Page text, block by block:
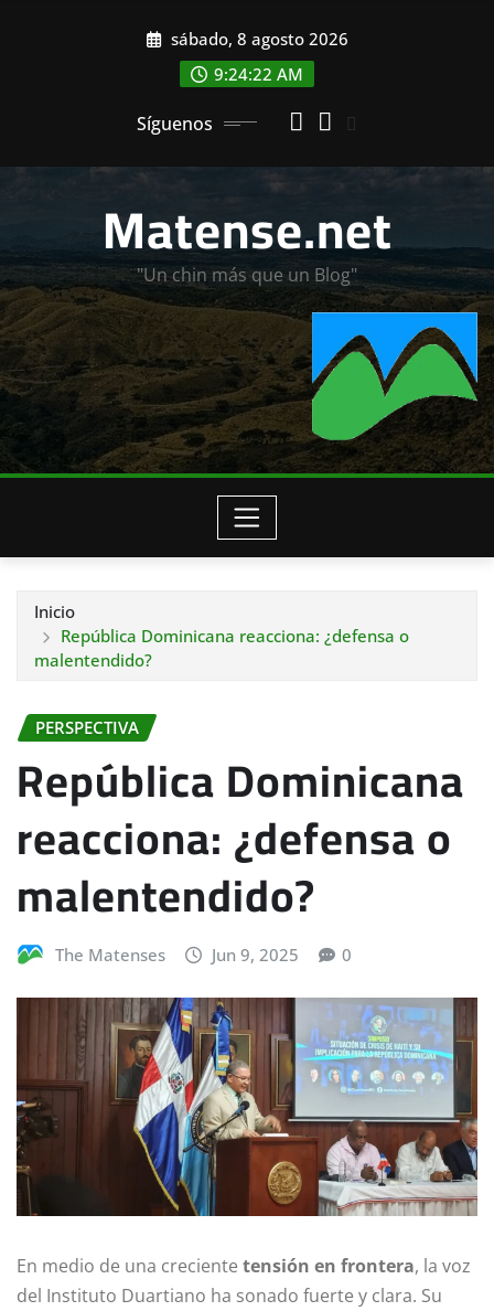
sábado, 8 agosto 2026
9:24:23 AM
Síguenos
Matense.net
"Un chin más que un Blog"
Inicio
República Dominicana reacciona: ¿defensa o
malentendido?
PERSPECTIVA
República Dominicana
reacciona: ¿defensa o
malentendido?
The Matenses Jun 9, 2025 0
En medio de una creciente tensión en frontera, la voz
del Instituto Duartiano ha sonado fuerte y clara. Su